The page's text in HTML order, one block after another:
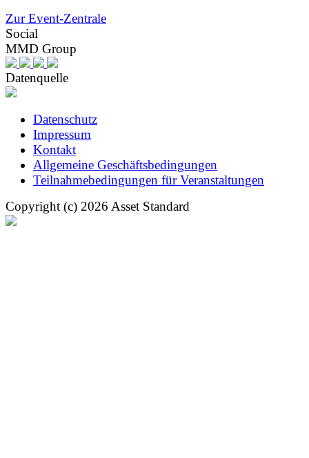
Zur Event-Zentrale
Social
MMD Group
Datenquelle
Datenschutz
Impressum
Kontakt
Allgemeine Geschäftsbedingungen
Teilnahmebedingungen für Veranstaltungen
Copyright (c) 2026 Asset Standard